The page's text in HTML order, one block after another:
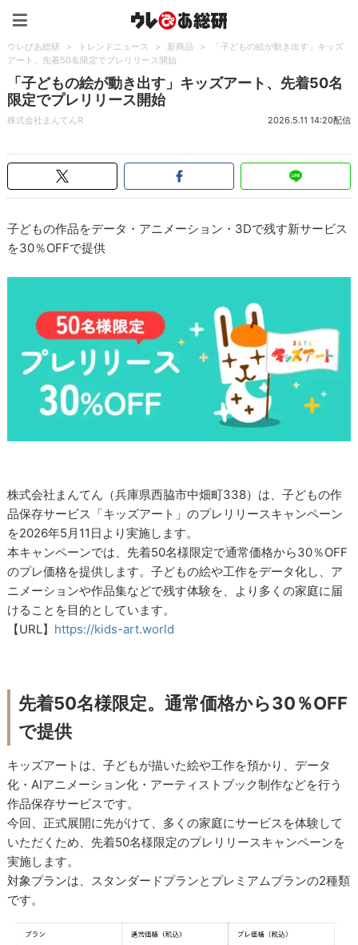
ウレぴあ総研 > トレンドニュース > 新商品 >
「子どもの絵が動き出す」キッズ
アート、先着50名限定でプレリリース開始
「子どもの絵が動き出す」キッズアート、先着50名
限定でプレリリース開始
株式会社まんてんR 2026.5.11 14:20配信
子どもの作品をデータ・アニメーション・3Dで残す新サービス
を30％OFFで提供
株式会社まんてん（兵庫県西脇市中畑町338）は、子どもの作
品保存サービス「キッズアート」のプレリリースキャンペーン
を2026年5月11日より実施します。
本キャンペーンでは、先着50名様限定で通常価格から30％OFF
のプレ価格を提供します。子どもの絵や工作をデータ化し、ア
ニメーションや作品集などで残す体験を、より多くの家庭に届
けることを目的としています。
【URL】 https://kids-art.world
先着50名様限定。通常価格から30％OFF
で提供
キッズアートは、子どもが描いた絵や工作を預かり、データ
化・AIアニメーション化・アーティストブック制作などを行う
作品保存サービスです。
今回、正式展開に先がけて、多くの家庭にサービスを体験して
いただくため、先着50名様限定のプレリリースキャンペーンを
実施します。
対象プランは、スタンダードプランとプレミアムプランの2種類
です。